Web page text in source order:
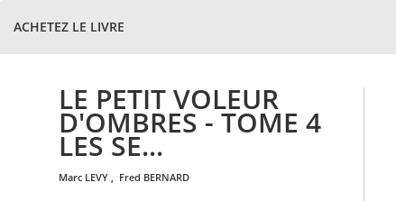
ACHETEZ LE LIVRE
LE PETIT VOLEUR
D'OMBRES - TOME 4
LES SE...
marc LEVY , fred BERNARD